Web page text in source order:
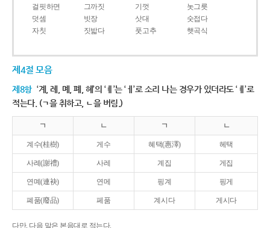
걸핏하면 그까짓 기껏
놋그릇
덧셈
빗장 삿대
숫접다
자칫
짓밟다 풋고추 햇곡식
제4절 모음
제8항 ‘계, 례, 몌, 폐, 혜’의 ‘ㅖ’는 ‘ㅔ’로 소리 나는 경우가 있더라도 ‘ㅖ’로
적는다. (ㄱ을 취하고, ㄴ을 버림.)
ㄱ ㄴ ㄱ ㄴ
계수(桂樹) 게수 혜택(惠澤) 헤택
사례(謝禮) 사레 계집 게집
연몌(連袂) 연메 핑계 핑게
폐품(廢品) 페품 계시다 게시다
다만, 다음 말은 본음대로 적는다.